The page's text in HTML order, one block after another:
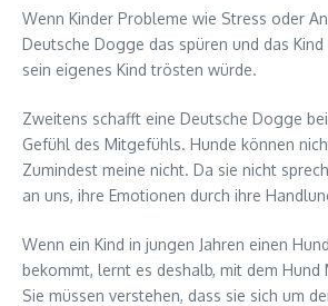
Wenn Kinder Probleme wie Stress oder
Deutsche Dogge das spüren und das
sein eigenes Kind trösten würde.
Zweitens schafft eine Deutsche Dogge
Gefühl des Mitgefühls. Hunde können
Zumindest meine nicht. Da sie nicht
an uns, ihre Emotionen durch ihre
Wenn ein Kind in jungen Jahren einen
bekommt, lernt es deshalb, mit dem Hund
Sie müssen verstehen, dass sie sich um